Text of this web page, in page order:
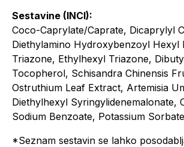
Sestavine (INCI):
Coco-Caprylate/Caprate, Dicaprylyl
Diethylamino Hydroxybenzoyl Hexyl
Triazone, Ethylhexyl Triazone,
Tocopherol, Schisandra Chinensis
Ostruthium Leaf Extract, Artemisia
Diethylhexyl Syringylidenemalonate,
Sodium Benzoate, Potassium
*Seznam sestavin se lahko